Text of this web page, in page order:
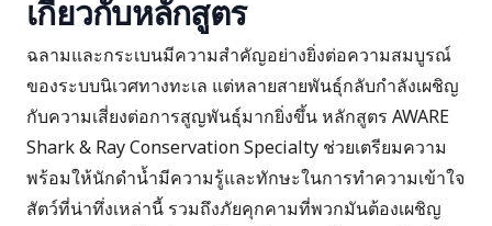
เกี่ยวกับหลักสูตร
ฉลามและกระเบนมีความสำคัญอย่างยิ่งต่อความสมบูรณ์
ของระบบนิเวศทางทะเล แต่หลายสายพันธุ์กลับกำลังเผชิญ
กับความเสี่ยงต่อการสูญพันธุ์มากยิ่งขึ้น หลักสูตร AWARE
Shark & Ray Conservation Specialty ช่วยเตรียมความ
พร้อมให้นักดำน้ำมีความรู้และทักษะในการทำความเข้าใจ
สัตว์ที่น่าทึ่งเหล่านี้ รวมถึงภัยคุกคามที่พวกมันต้องเผชิญ